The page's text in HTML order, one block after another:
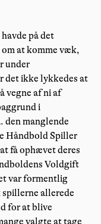
på det
at komme væk,
under
det ikke lykkedes at
vegne af ni af
i
den manglende
Håndbold Spiller
få ophævet deres
Voldgift
var formentlig
allerede
for at blive
valgte at tage